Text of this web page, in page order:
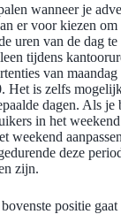
wanneer je
er voor kiezen om
uren van de dag te
tijdens
van
Het is zelfs
dagen. Als je
in het
weekend
deze
zijn.
positie gaat